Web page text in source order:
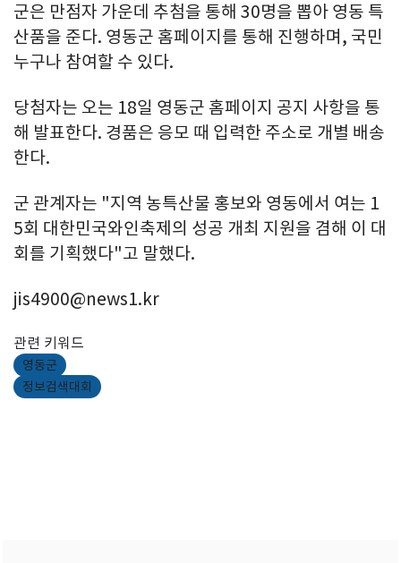
군은 만점자 가운데 추첨을 통해 30명을 뽑아 영동 특
산품을 준다. 영동군 홈페이지를 통해 진행하며, 국민
누구나 참여할 수 있다.
당첨자는 오는 18일 영동군 홈페이지 공지 사항을 통
해 발표한다. 경품은 응모 때 입력한 주소로 개별 배송
한다.
군 관계자는 "지역 농특산물 홍보와 영동에서 여는 1
5회 대한민국와인축제의 성공 개최 지원을 겸해 이 대
회를 기획했다"고 말했다.
jis4900@news1.kr
관련 키워드
영동군
정보검색대회